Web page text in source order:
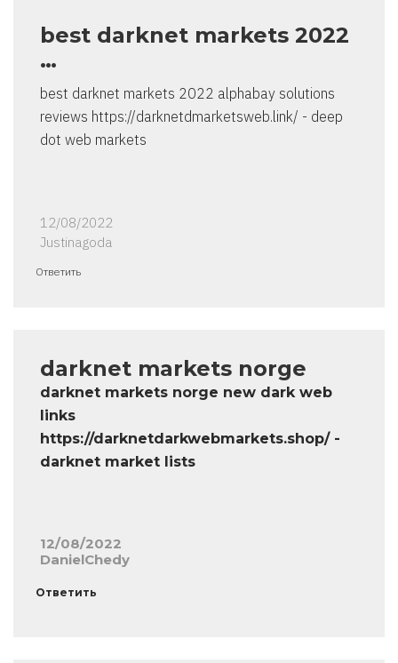
best darknet markets 2022
…
best darknet markets 2022 alphabay solutions
reviews https://darknetdmarketsweb.link/ - deep
dot web markets
12/08/2022
Justinagoda
Ответить
darknet markets norge
darknet markets norge new dark web
links
https://darknetdarkwebmarkets.shop/ -
darknet market lists
12/08/2022
DanielChedy
Ответить